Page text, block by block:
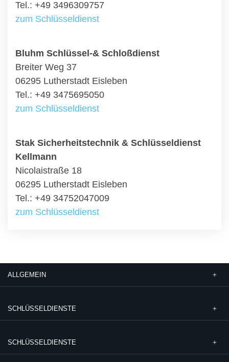
Tel.: +49 3496309757
zum Schlüsseldienst
Bluhm Schlüssel-& Schloßdienst
Breiter Weg 37
06295 Lutherstadt Eisleben
Tel.: +49 3475695050
zum Schlüsseldienst
Stak Sicherheitstechnik & Schlüsseldienst
Kellmann
Nicolaistraße 18
06295 Lutherstadt Eisleben
Tel.: +49 34752047009
zum Schlüsseldienst
ALLGEMEIN
SCHLÜSSELDIENSTE
SCHLÜSSELDIENSTE